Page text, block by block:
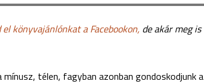
el könyvajánlónkat a Facebookon, de akár meg is
télen, fagyban azonban gondoskodjunk a